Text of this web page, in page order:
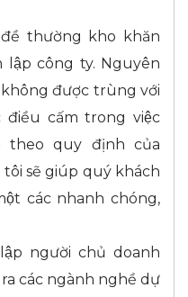
thường kho khăn
công ty. Nguyên
được trùng với
điều cấm trong việc
theo quy định của
sẽ giúp quý khách
các nhanh chóng,
người chủ doanh
các ngành nghề dự